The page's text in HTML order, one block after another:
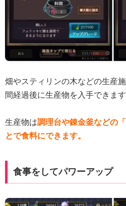
畑やスティリンの木などの生産
間経過後に生産物を入手できます
生産物は調理台や錬金釜などの
とで食料にできます。
食事をしてパワーアップ